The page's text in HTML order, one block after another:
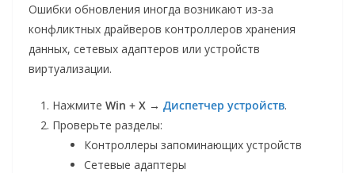
Ошибки обновления иногда возникают из-за
конфликтных драйверов контроллеров хранения
данных, сетевых адаптеров или устройств
виртуализации.
Нажмите Win + X → Диспетчер устройств.
Проверьте разделы:
Контроллеры запоминающих устройств
Сетевые адаптеры